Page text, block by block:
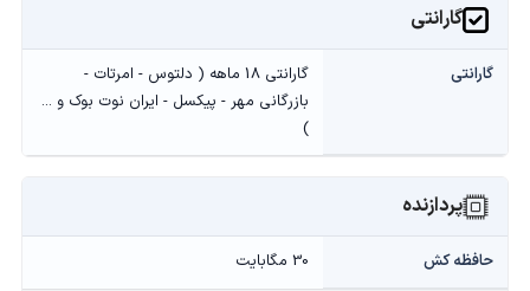
گارانتی
گارانتی
گارانتی 18 ماهه ( دلتوس - امرتات -
بازرگانی مهر - پیکسل - ایران نوت بوک و ...
)
پردازنده
حافظه کش 30 مگابایت